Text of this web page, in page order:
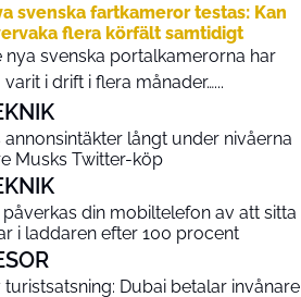
svenska fartkameror testas: Kan
flera körfält samtidigt
nya svenska portalkamerorna har
varit i drift i flera månader…...
annonsintäkter långt under nivåerna
Musks Twitter-köp
påverkas din mobiltelefon av att sitta
i laddaren efter 100 procent
turistsatsning: Dubai betalar invånare